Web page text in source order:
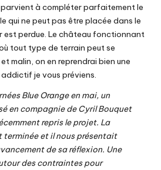
parvient à compléter parfaitement le
qui ne peut pas être placée dans le
est perdue. Le château fonctionnant
tout type de terrain peut se
malin, on en reprendrai bien une
je vous préviens.
Blue Orange en mai, un
en compagnie de Cyril Bouquet
repris le projet. La
et il nous présentait
de sa réflexion. Une
des contraintes pour